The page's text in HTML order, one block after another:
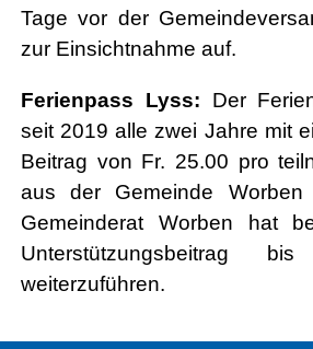
Tage vor der
zur Einsichtnahme auf.
Ferienpass Lyss: Der
seit 2019 alle zwei Jahre mit
Beitrag von Fr. 25.00 pro
aus der Gemeinde Worben
Gemeinderat Worben hat
Unterstützungsbeitrag
weiterzuführen.